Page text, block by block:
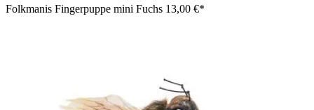
Folkmanis Fingerpuppe mini Fuchs 13,00 €*